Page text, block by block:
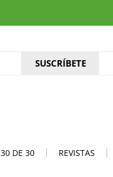
SUSCRÍBETE
30 DE 30 REVISTAS